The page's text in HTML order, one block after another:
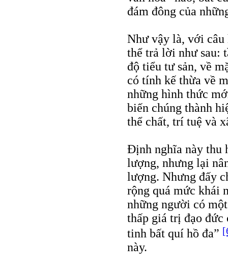
đám đông của
Như vậy là, với
thể trả lời như sau:
độ tiểu tư sản, về
có tính kế thừa về
những hình thức
biến chúng thành
thể chất, trí tuệ và
Định nghĩa này thu
lượng, nhưng lại
lượng. Nhưng đấy
rộng quá mức khái
những người có
thấp giá trị đạo
tinh bất quí hồ đa”
này.